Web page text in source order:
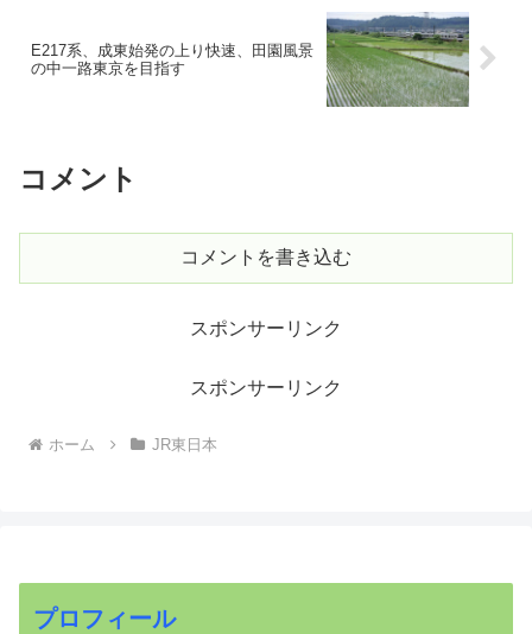
E217系、成東始発の上り快速、田園風景
の中一路東京を目指す
コメント
コメントを書き込む
スポンサーリンク
スポンサーリンク
ホーム JR東日本
プロフィール